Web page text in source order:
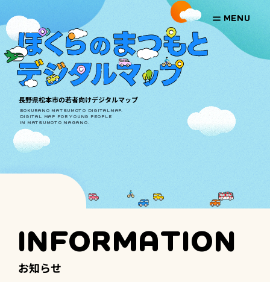
長野県松本市の若者向けデジタルマップ
BOKURANO MATSUMOTO DIGITALMAP.
DIGITAL MAP FOR YOUNG PEOPLE
IN MATSUMOTO NAGANO.
MENU
INFORMATION
お知らせ